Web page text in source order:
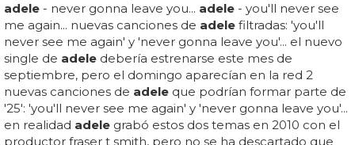
adele - never gonna leave you... adele - you'll never see
me again... nuevas canciones de adele filtradas: 'you'll
never see me again' y 'never gonna leave you'... el nuevo
single de adele debería estrenarse este mes de
septiembre, pero el domingo aparecían en la red 2
nuevas canciones de adele que podrían formar parte de
'25': 'you'll never see me again' y 'never gonna leave you'...
en realidad adele grabó estos dos temas en 2010 con el
productor fraser t smith, pero no se ha descartado que